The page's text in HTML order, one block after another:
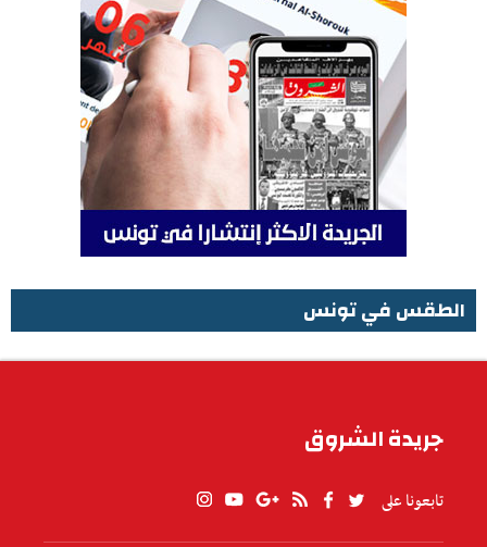
الطقس في تونس
جريدة الشروق
تابعونا على